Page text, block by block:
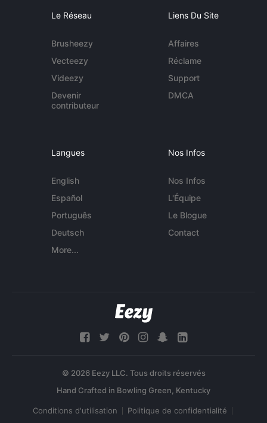
Le Réseau
Brusheezy
Vecteezy
Videezy
Devenir
contributeur
Liens Du Site
Affaires
Réclame
Support
DMCA
Langues
English
Español
Português
Deutsch
More...
Nos Infos
Nos Infos
L'Équipe
Le Blogue
Contact
© 2026 Eezy LLC. Tous droits réservés
Conditions d'utilisation Politique de confidentialité